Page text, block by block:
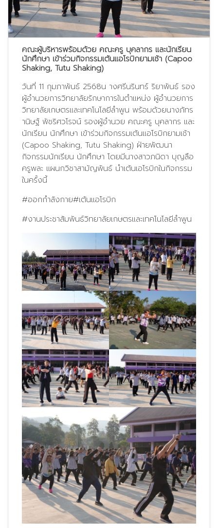
คณะผู้บริหารพร้อมด้วย คณะครู บุคลากร และนักเรียน
นักศึกษา เข้าร่วมกิจกรรมเต้นแอโรบิกยามเช้า (Capoo
Shaking, Tutu Shaking)
วันที่ 11 กุมภาพันธ์ 2568น างศรีนรินทร์ ริยาพันธ์ รอง
ผู้อำนวยการวิทยาลัยรักษาการในตำแหน่ง ผู้อำนวยการ
วิทยาลัยเกษตรและเทคโนโลยีลำพูน พร้อมด้วยนางภัทร
านิษฐ์ พัชริศวโรจน์ รองผู้อำนวย คณะครู บุคลากร และ
นักเรียน นักศึกษา เข้าร่วมกิจกรรมเต้นแอโรบิกยามเช้า
(Capoo Shaking, Tutu Shaking) ฝ่ายพัฒนา
กิจกรรมนักเรียน นักศึกษา โดยมีนางสาวภนิดา บุญลือ
ครูพละ แผนกวิชาสามัญพันธ์ นำเต้นเอโรบิกในกิจกรรม
ในครั้งนี้
#ออกกำลังกาย#เต้นแอโรบิก
#งานประชาสัมพันธ์วิทยาลัยเกษตรและเทคโนโลยีลำพูน